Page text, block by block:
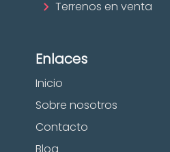
Terrenos en venta
Enlaces
Inicio
Sobre nosotros
Contacto